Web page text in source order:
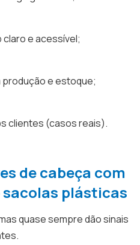
e acessível;
produção e estoque;
clientes (casos reais).
de cabeça com
plásticas
quase sempre dão sinais